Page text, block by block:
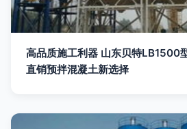
高品质施工利器 山东贝特LB1500
直销预拌混凝土新选择